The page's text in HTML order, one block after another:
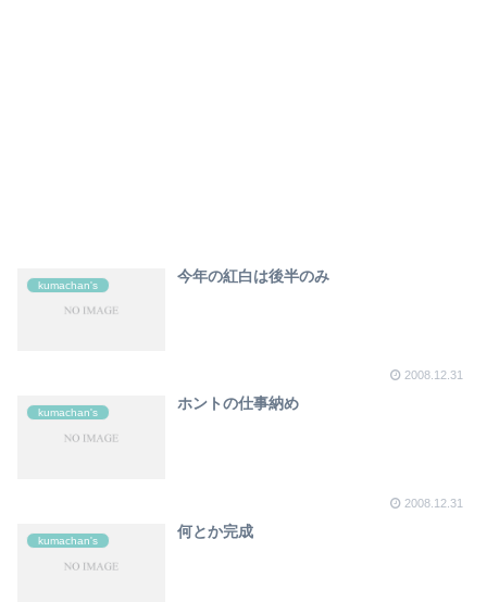
kumachan's
今年の紅白は後半のみ
2008.12.31
kumachan's
ホントの仕事納め
2008.12.31
kumachan's
何とか完成